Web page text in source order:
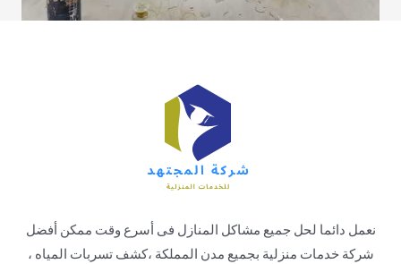
نعمل دائما لحل جميع مشاكل المنازل فى أسرع وقت ممكن أفضل
شركة خدمات منزلية بجميع مدن المملكة ،كشف تسربات المياه ،